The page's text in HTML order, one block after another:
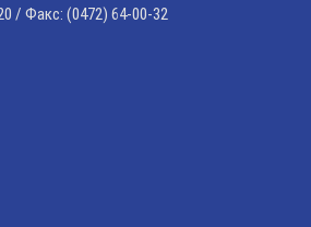
/ Факс: (0472) 64-00-32